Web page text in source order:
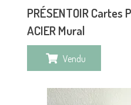
PRÉSENTOIR
ACIER Mural
Vendu